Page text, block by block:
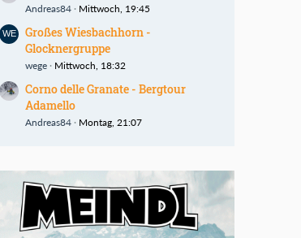
Andreas84 Mittwoch, 19:45
Großes Wiesbachhorn -
Glocknergruppe
wege Mittwoch, 18:32
Corno delle Granate - Bergtour
Adamello
Andreas84 Montag, 21:07